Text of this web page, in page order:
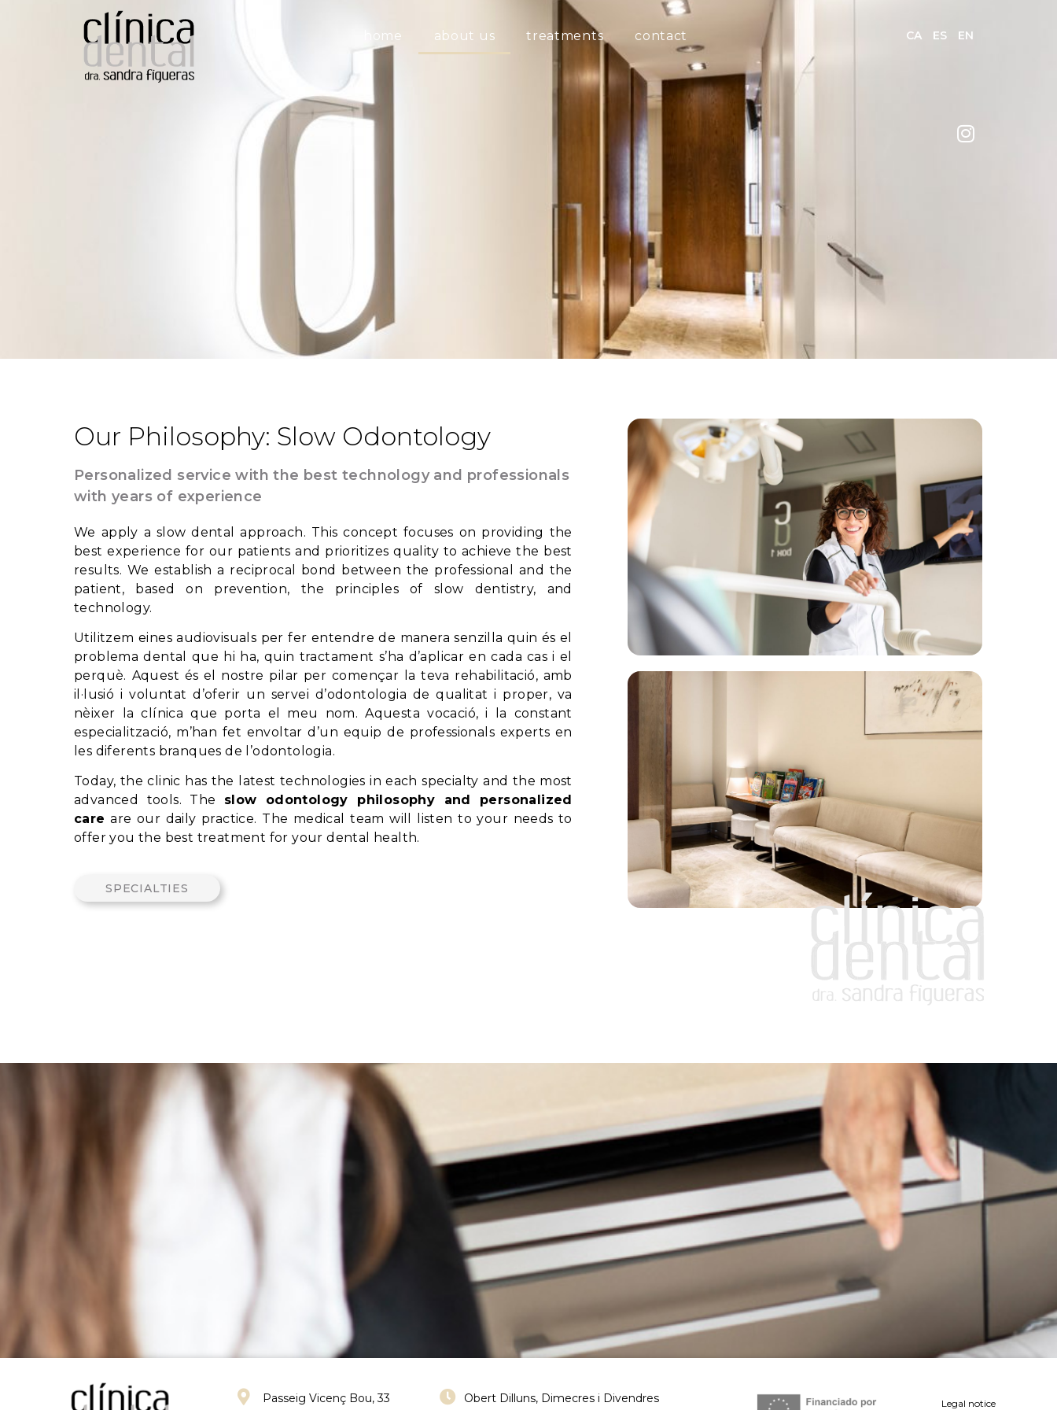
home about us treatments contact CA ES EN
Our Philosophy: Slow Odontology
Personalized service with the best technology and professionals
with years of experience
We apply a slow dental approach. This concept focuses on providing the
best experience for our patients and prioritizes quality to achieve the best
results. We establish a reciprocal bond between the professional and the
patient, based on prevention, the principles of slow dentistry, and
technology.
Utilitzem eines audiovisuals per fer entendre de manera senzilla quin és el
problema dental que hi ha, quin tractament s’ha d’aplicar en cada cas i el
perquè. Aquest és el nostre pilar per començar la teva rehabilitació, amb
il·lusió i voluntat d’oferir un servei d’odontologia de qualitat i proper, va
nèixer la clínica que porta el meu nom. Aquesta vocació, i la constant
especialització, m’han fet envoltar d’un equip de professionals experts en
les diferents branques de l’odontologia.
Today, the clinic has the latest technologies in each specialty and the most
advanced tools. The slow odontology philosophy and personalized
care are our daily practice. The medical team will listen to your needs to
offer you the best treatment for your dental health.
SPECIALTIES
Passeig Vicenç Bou, 33
Obert Dilluns, Dimecres i Divendres
Legal notice